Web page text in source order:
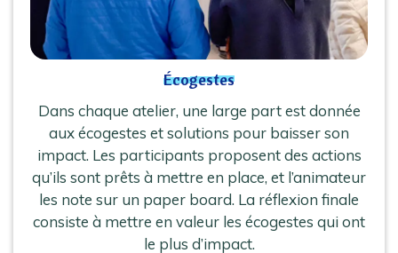
Écogestes
Dans chaque atelier, une large part est donnée
aux écogestes et solutions pour baisser son
impact. Les participants proposent des actions
qu’ils sont prêts à mettre en place, et l’animateur
les note sur un paper board. La réflexion finale
consiste à mettre en valeur les écogestes qui ont
le plus d’impact.